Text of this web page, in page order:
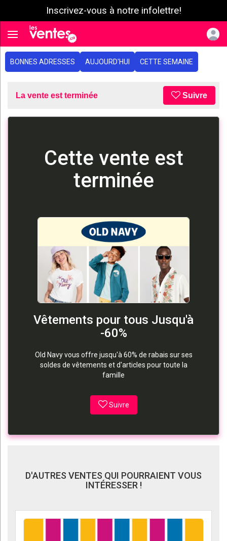
Inscrivez-vous à notre infolettre!
Toggle navigation
BONNES ADRESSES AUJOURD'HUI CETTE SEMAINE
La vente est terminée Suivre
Cette vente est
terminée
Vêtements pour tous Jusqu'à
-60%
Old Navy vous offre jusqu'à 60% de rabais sur ses
soldes de vêtements et d'articles pour toute la
famille
Suivre
D'AUTRES VENTES QUI POURRAIENT VOUS
INTÉRESSER !